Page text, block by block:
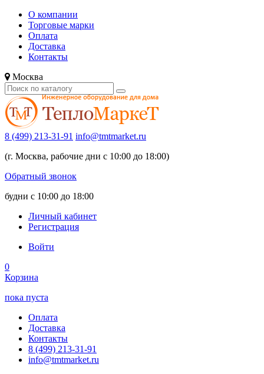
О компании
Торговые марки
Оплата
Доставка
Контакты
Москва
8 (499) 213-31-91 info@tmtmarket.ru
(г. Москва, рабочие дни с 10:00 до 18:00)
Обратный звонок
будни с 10:00 до 18:00
Личный кабинет
Регистрация
Войти
0
Корзина
пока пуста
Оплата
Доставка
Контакты
8 (499) 213-31-91
info@tmtmarket.ru